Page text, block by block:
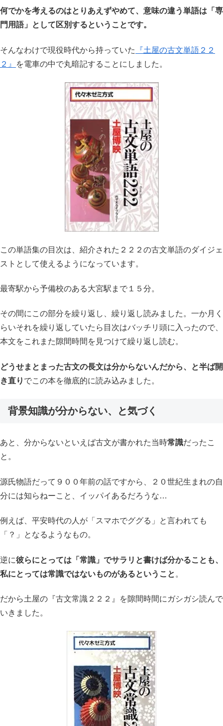
何でかを考えるのはとりあえずやめて、意味の違う単語は「専
門用語」として区別するということです。
そんなわけで現役時代から持っていた
『土屋の古文単語２２
２』
を電車の中で丸暗記することにしました。
この単語集の目次は、紹介された２２２の古文単語のダイジェ
ストとして使えるようになっています。
最寄駅から予備校のある大宮駅まで１５分。
その間にこの部分を繰り返し、繰り返し読みました。一か月く
らいそれを繰り返していたら目次はバッチリ頭に入ったので、
本文をこれまた隙間時間を見つけて繰り返し読む。
どうせまとまった古文の長文は分からないんだから、と半ば開
き直り でこの本を徹底的に読み込みました。
背景知識が分からない、と気づく
あと、分からないといえば古文が書かれた当時常識だったこ
と。
源氏物語だって９００年前の話ですから、２０世紀生まれの自
分には知らねーこと、イッパイあるだろうな…
例えば、平安時代の人が「スマホでググる」と言われても
「？」となるようなもの。
逆に彼らにとっては「常識」でサラリと書けば分かることも、
私にとっては常識ではないものがあるということ 。
だから土屋の『古文常識２２２』を隙間時間にガシガシ読んで
いきました。